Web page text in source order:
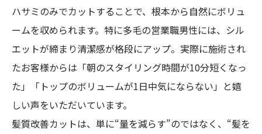
ハサミのみでカットすることで、根本から自然にボリュ
ームを収められます。特に多毛の営業職男性には、シル
エットが締まり清潔感が格段にアップ。実際に施術され
たお客様からは「朝のスタイリング時間が10分短くなっ
た」「トップのボリュームが1日中気にならない」と嬉
しい声をいただいています。
髪質改善カットは、単に“量を減らす”のではなく、“髪を